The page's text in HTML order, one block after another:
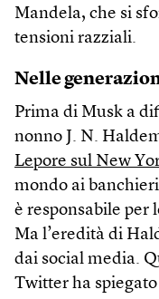
Mandela, che si
tensioni razziali.
Nelle
Prima di Musk a
nonno J. N.
Lepore sul New
mondo ai
è responsabile per
Ma l’eredità di
dai social media.
Twitter ha